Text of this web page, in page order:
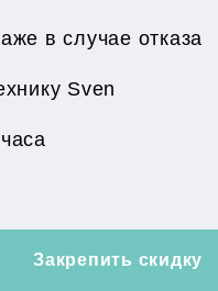
в случае отказа
Sven
Закрепить скидку